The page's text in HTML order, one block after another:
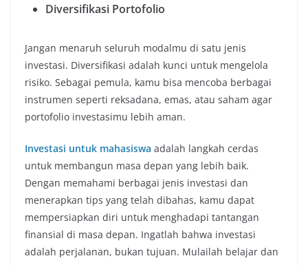
Diversifikasi Portofolio
Jangan menaruh seluruh modalmu di satu jenis
investasi. Diversifikasi adalah kunci untuk mengelola
risiko. Sebagai pemula, kamu bisa mencoba berbagai
instrumen seperti reksadana, emas, atau saham agar
portofolio investasimu lebih aman.
Investasi untuk mahasiswa adalah langkah cerdas
untuk membangun masa depan yang lebih baik.
Dengan memahami berbagai jenis investasi dan
menerapkan tips yang telah dibahas, kamu dapat
mempersiapkan diri untuk menghadapi tantangan
finansial di masa depan. Ingatlah bahwa investasi
adalah perjalanan, bukan tujuan. Mulailah belajar dan